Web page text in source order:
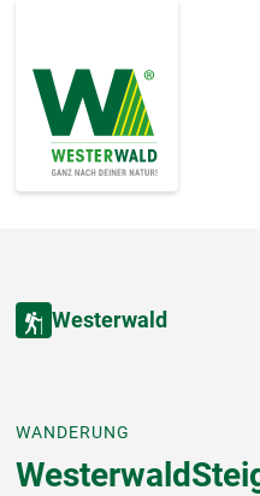
Westerwald
WANDERUNG